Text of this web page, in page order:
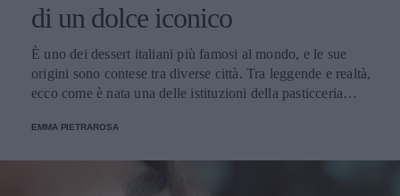
di un dolce iconico
È uno dei dessert italiani più famosi al mondo, e le sue
origini sono contese tra diverse città. Tra leggende e realtà,
ecco come è nata una delle istituzioni della pasticceria
EMMA PIETRAROSA